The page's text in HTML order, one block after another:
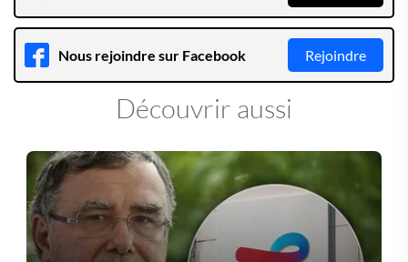
Nous rejoindre sur Facebook Rejoindre
Découvrir aussi